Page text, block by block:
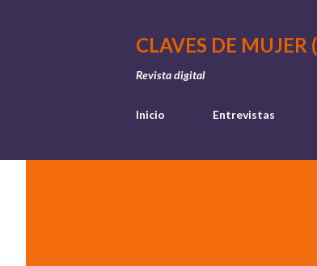
CLAVES DE MUJER
Revista digital
Inicio Entrevistas